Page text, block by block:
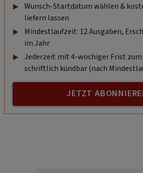
Wunsch-Startdatum wählen &
liefern lassen
Mindestlaufzeit: 12 Ausgaben,
im Jahr
Jederzeit mit 4-wöchiger Frist
schriftlich kündbar (nach
JETZT